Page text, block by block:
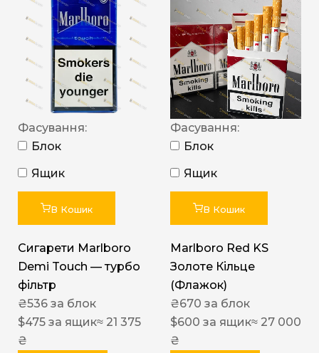
Фасування:
Блок
Ящик
В Кошик
Сигарети Marlboro
Demi Touch — турбо
фільтр
₴536 за блок
$475 за ящик≈ 21 375
₴
Фасування:
Блок
Ящик
В Кошик
Marlboro Red KS
Золоте Кільце
(Флажок)
₴670 за блок
$600 за ящик≈ 27 000
₴